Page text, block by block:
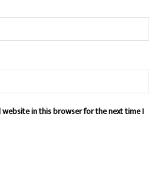
website in this browser for the next time I